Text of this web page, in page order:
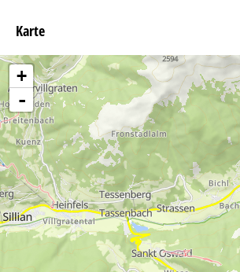
Karte
+
-